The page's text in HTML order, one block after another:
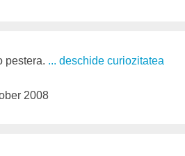
pestera. ... deschide curiozitatea
2008